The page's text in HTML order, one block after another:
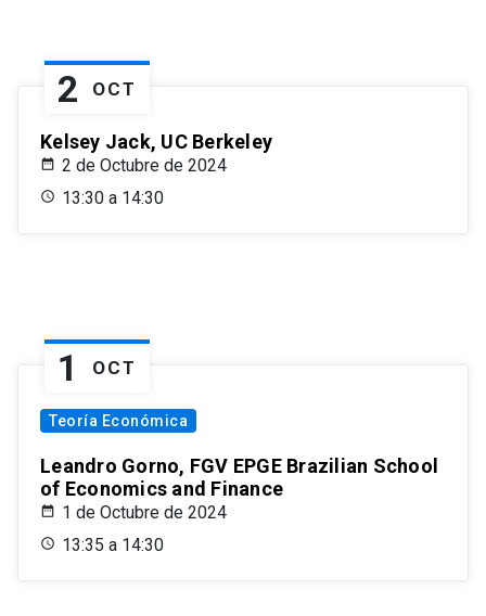
2 OCT
Kelsey Jack, UC Berkeley
2 de Octubre de 2024
13:30 a 14:30
1 OCT
Teoría Económica
Leandro Gorno, FGV EPGE Brazilian School
of Economics and Finance
1 de Octubre de 2024
13:35 a 14:30